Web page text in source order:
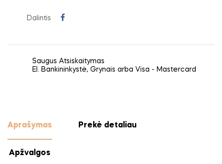
Dalintis
Saugus Atsiskaitymas
El. Bankininkystė, Grynais arba Visa - Mastercard
Aprašymas Prekė detaliau
Apžvalgos